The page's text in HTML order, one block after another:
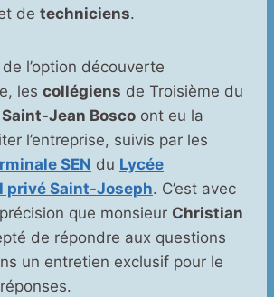
de techniciens.
l’option découverte
les collégiens de Troisième du
Jean Bosco ont eu la
l’entreprise, suivis par les
SEN du Lycée
privé Saint-Joseph. C’est avec
que monsieur Christian
de répondre aux questions
un entretien exclusif pour le